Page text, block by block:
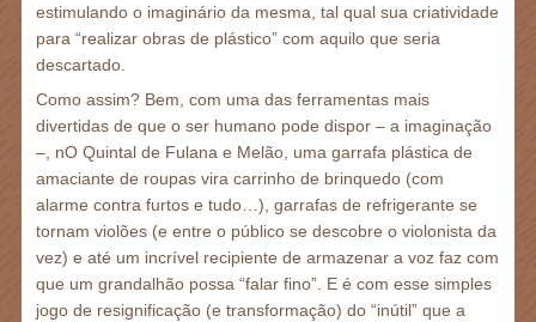
estimulando o imaginário da mesma, tal qual sua criatividade
para “realizar obras de plástico” com aquilo que seria
descartado.
Como assim? Bem, com uma das ferramentas mais
divertidas de que o ser humano pode dispor – a imaginação
–, nO Quintal de Fulana e Melão, uma garrafa plástica de
amaciante de roupas vira carrinho de brinquedo (com
alarme contra furtos e tudo…), garrafas de refrigerante se
tornam violões (e entre o público se descobre o violonista da
vez) e até um incrível recipiente de armazenar a voz faz com
que um grandalhão possa “falar fino”. E é com esse simples
jogo de resignificação (e transformação) do “inútil” que a